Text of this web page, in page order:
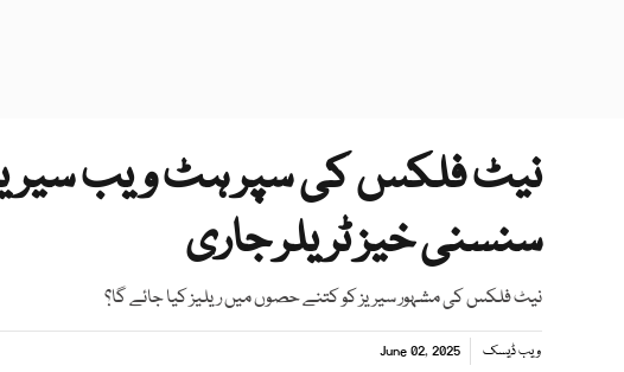
سنسنی خیز ٹریلر جاری
نیٹ فلکس کی مشہور سیریز کو کتنے حصوں میں ریلیز کیا جائے گا؟
ویب ڈیسک June 02, 2025